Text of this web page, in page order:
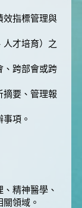
效指標管理與
才培育）之
、跨部會或跨
摘要、管理報
項。
精神醫學、
領域。